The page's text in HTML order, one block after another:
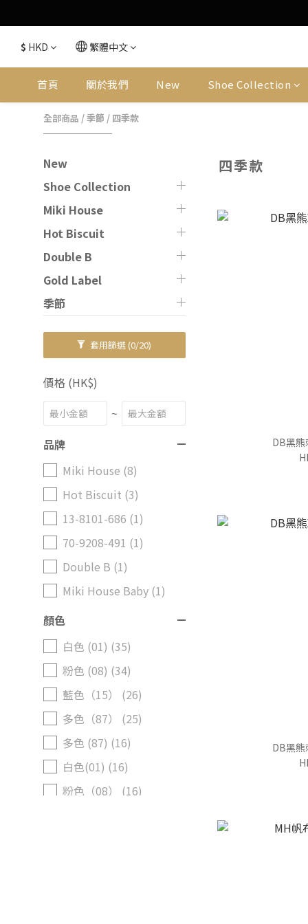
$ HKD 繁體中文
首頁 關於我們 New Shoe Collection
全部商品 /季節 / 四季款
New
Shoe Collection
Miki House
Hot Biscuit
Double B
Gold Label
季節
套用篩選(0/20)
價格 (HK$)
~
品牌
Miki House (8)
Hot Biscuit (3)
13-8101-686 (1)
70-9208-491 (1)
Double B (1)
Miki House Baby (1)
顏色
白色 (01) (35)
粉色 (08) (34)
藍色（15） (26)
多色（87） (25)
多色 (87) (16)
白色(01) (16)
粉色（08） (16)
四季款
DB黑
DB黑